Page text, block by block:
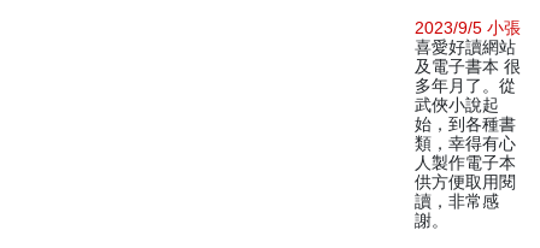
2023/9/5 小張
喜愛好讀網站
及電子書本 很
多年月了。從
武俠小說起
始，到各種書
類，幸得有心
人製作電子本
供方便取用閱
讀，非常感
謝。